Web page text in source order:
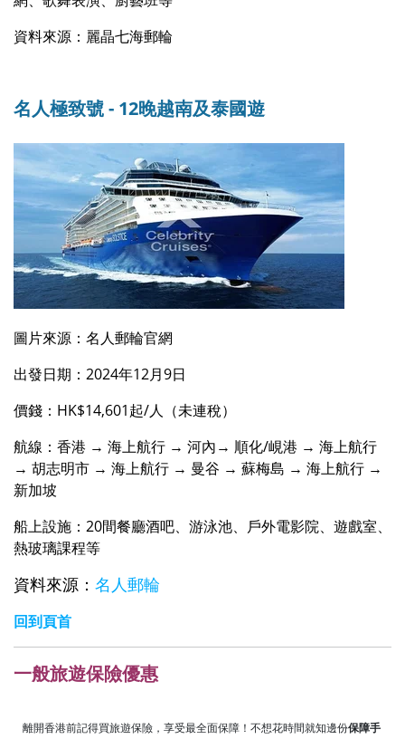
資料來源：麗晶七海郵輪
名人極致號 - 12晚越南及泰國遊
圖片來源：名人郵輪官網
出發日期：2024年12月9日
價錢：HK$14,601起/人（未連稅）
航線：香港 → 海上航行 → 河內→ 順化/峴港 → 海上航行
→ 胡志明市 → 海上航行 → 曼谷 → 蘇梅島 → 海上航行 →
新加坡
船上設施：20間餐廳酒吧、游泳池、戶外電影院、遊戲室、
熱玻璃課程等
資料來源： 名人郵輪
回到頁首
一般旅遊保險優惠
離開香港前記得買旅遊保險，享受最全面保障！不想花時間就知邊份保障手